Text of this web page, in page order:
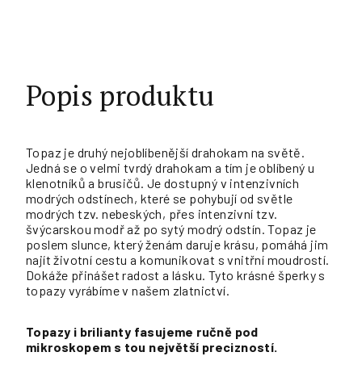
Popis produktu
Topaz je druhý nejoblíbenější drahokam na světě.
Jedná se o velmi tvrdý drahokam a tím je oblíbený u
klenotníků a brusičů. Je dostupný v intenzivních
modrých odstínech, které se pohybují od světle
modrých tzv. nebeských, přes intenzivní tzv.
švýcarskou modř až po sytý modrý odstín. Topaz je
poslem slunce, který ženám daruje krásu, pomáhá jim
najít životní cestu a komunikovat s vnitřní moudrostí.
Dokáže přinášet radost a lásku. Tyto krásné šperky s
topazy vyrábíme v našem zlatnictví.
Topazy i brilianty fasujeme ručně pod
mikroskopem s tou největší precizností.